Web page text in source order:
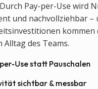
Pay-per-Use wird
und nachvollziehbar –
kommen
Alltag des Teams.
Use statt Pauschalen
sichtbar & messbar